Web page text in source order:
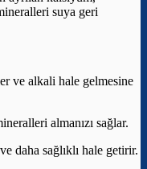
suya geri
ve alkali hale gelmesine
almanızı sağlar.
daha sağlıklı hale getirir.